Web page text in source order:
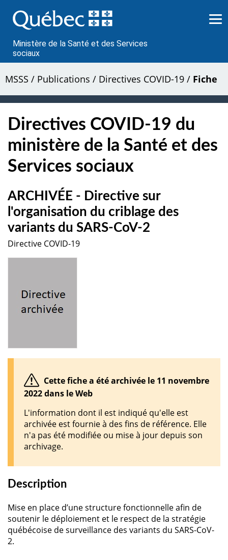
au
contenu
Ministère de la Santé et des Services
sociaux
MSSS / Publications / Directives COVID-19 / Fiche
Directives COVID-19 du
ministère de la Santé et des
Services sociaux
ARCHIVÉE - Directive sur
l'organisation du criblage des
variants du SARS-CoV-2
Directive COVID-19
Cette fiche a été archivée le 11 novembre
2022 dans le Web
L'information dont il est indiqué qu'elle est
archivée est fournie à des fins de référence. Elle
n'a pas été modifiée ou mise à jour depuis son
archivage.
Description
Mise en place d’une structure fonctionnelle afin de
soutenir le déploiement et le respect de la stratégie
québécoise de surveillance des variants du SARS-CoV-
2.